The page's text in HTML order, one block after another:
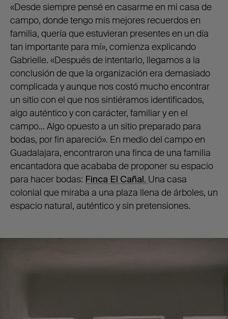
«Desde siempre pensé en casarme en mi casa de
campo, donde tengo mis mejores recuerdos en
familia, quería que estuvieran presentes en un día
tan importante para mí», comienza explicando
Gabrielle. «Después de intentarlo, llegamos a la
conclusión de que la organización era demasiado
complicada y aunque nos costó mucho encontrar
un sitio con el que nos sintiéramos identificados,
algo auténtico y con carácter, familiar y en el
campo… Algo opuesto a un sitio preparado para
bodas, por fin apareció». En medio del campo en
Guadalajara, encontraron una finca de una familia
encantadora que acababa de proponer su espacio
para hacer bodas: Finca El Cañal. Una casa
colonial que miraba a una plaza llena de árboles, un
espacio natural, auténtico y sin pretensiones.